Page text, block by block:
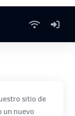
sitio de
un nuevo